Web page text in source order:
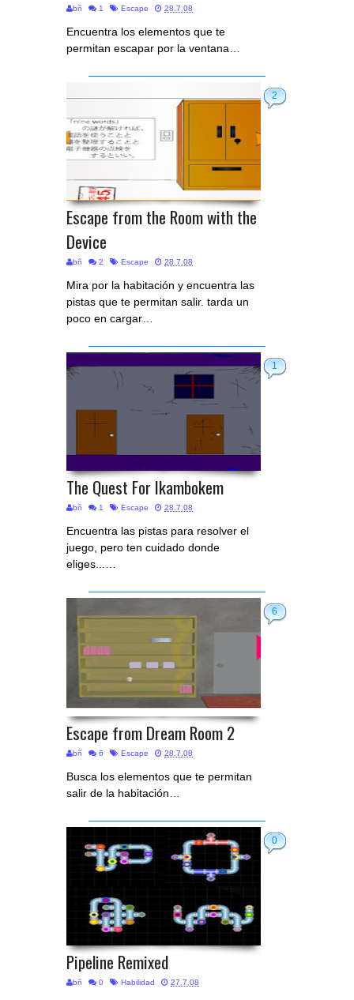
bñ 1 Escape 28.7.08
Encuentra los elementos que te
permitan escapar por la ventana…
2
Escape from the Room with the
Device
bñ 2 Escape 28.7.08
Mira por la habitación y encuentra las
pistas que te permitan salir. tarda un
poco en cargar…
1
The Quest For Ikambokem
bñ 1 Escape 28.7.08
Encuentra las pistas para resolver el
juego, pero ten cuidado donde
eliges...…
6
Escape from Dream Room 2
bñ 6 Escape 28.7.08
Busca los elementos que te permitan
salir de la habitación…
0
Pipeline Remixed
bñ 0 Habilidad 27.7.08